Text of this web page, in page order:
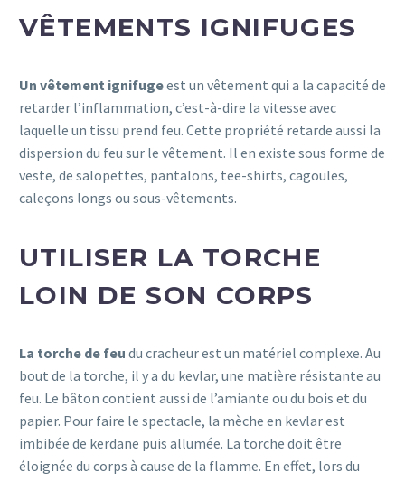
VÊTEMENTS IGNIFUGES
Un vêtement ignifugeest un vêtement qui a la capacité de
retarder l’inflammation, c’est-à-dire la vitesse avec
laquelle un tissu prend feu. Cette propriété retarde aussi la
dispersion du feu sur le vêtement. Il en existe sous forme de
veste, de salopettes, pantalons, tee-shirts, cagoules,
caleçons longs ou sous-vêtements.
UTILISER LA TORCHE
LOIN DE SON CORPS
La torche de feu du cracheur est un matériel complexe. Au
bout de la torche, il y a du kevlar, une matière résistante au
feu. Le bâton contient aussi de l’amiante ou du bois et du
papier. Pour faire le spectacle, la mèche en kevlar est
imbibée de kerdane puis allumée. La torche doit être
éloignée du corps à cause de la flamme. En effet, lors du